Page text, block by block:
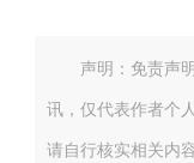
声明：免责声
讯，仅代表作者个
请自行核实相关内容